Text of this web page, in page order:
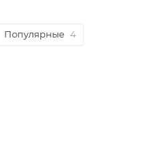
Популярные 4